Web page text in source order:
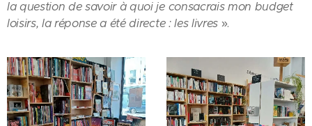
la question de savoir à quoi je consacrais mon budget
loisirs, la réponse a été directe : les livres ».